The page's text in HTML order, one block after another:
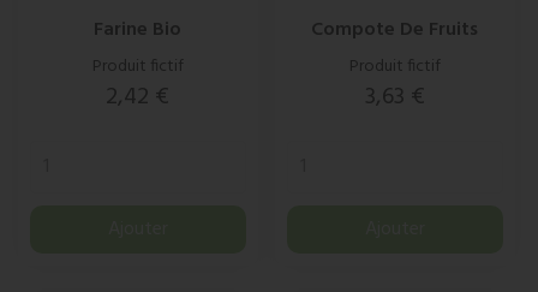
Farine Bio
Produit fictif
Prix
2,42 €
Compote De Fruits
Produit fictif
Prix
3,63 €